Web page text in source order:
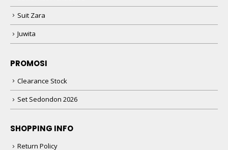
Suit Zara
Juwita
PROMOSI
Clearance Stock
Set Sedondon 2026
SHOPPING INFO
Return Policy